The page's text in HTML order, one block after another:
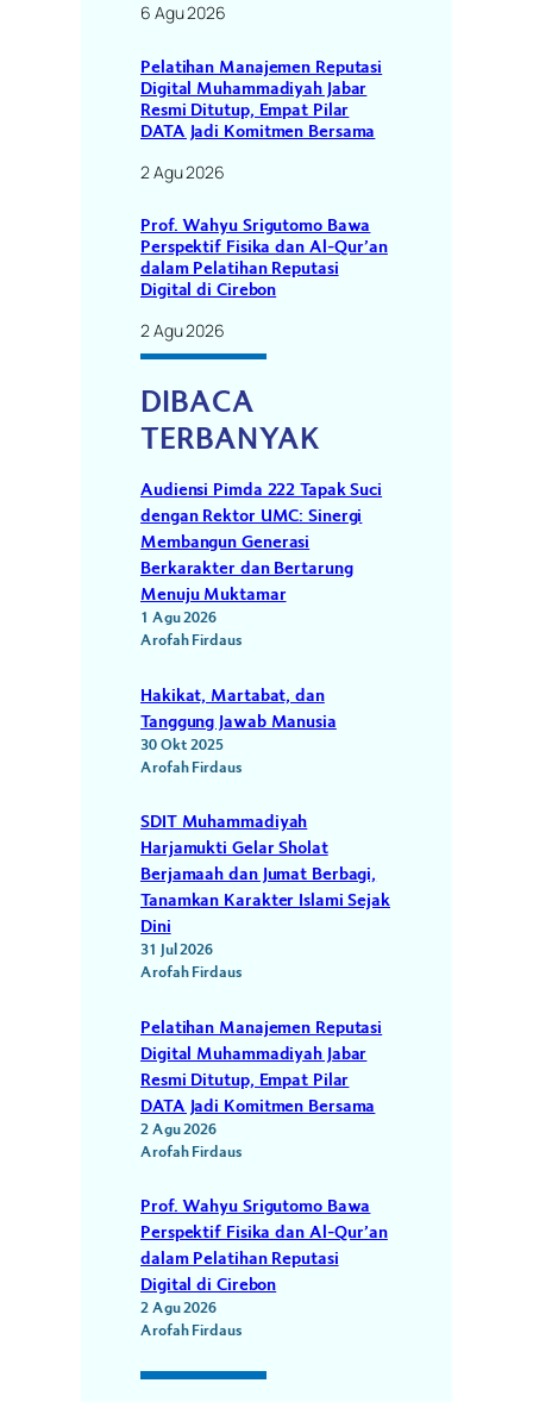
6 Agu 2026
Pelatihan Manajemen Reputasi
Digital Muhammadiyah Jabar
Resmi Ditutup, Empat Pilar
DATA Jadi Komitmen Bersama
2 Agu 2026
Prof. Wahyu Srigutomo Bawa
Perspektif Fisika dan Al-Qur’an
dalam Pelatihan Reputasi
Digital di Cirebon
2 Agu 2026
DIBACA
TERBANYAK
Audiensi Pimda 222 Tapak Suci
dengan Rektor UMC: Sinergi
Membangun Generasi
Berkarakter dan Bertarung
Menuju Muktamar
1 Agu 2026
Arofah Firdaus
Hakikat, Martabat, dan
Tanggung Jawab Manusia
30 Okt 2025
Arofah Firdaus
SDIT Muhammadiyah
Harjamukti Gelar Sholat
Berjamaah dan Jumat Berbagi,
Tanamkan Karakter Islami Sejak
Dini
31 Jul 2026
Arofah Firdaus
Pelatihan Manajemen Reputasi
Digital Muhammadiyah Jabar
Resmi Ditutup, Empat Pilar
DATA Jadi Komitmen Bersama
2 Agu 2026
Arofah Firdaus
Prof. Wahyu Srigutomo Bawa
Perspektif Fisika dan Al-Qur’an
dalam Pelatihan Reputasi
Digital di Cirebon
2 Agu 2026
Arofah Firdaus